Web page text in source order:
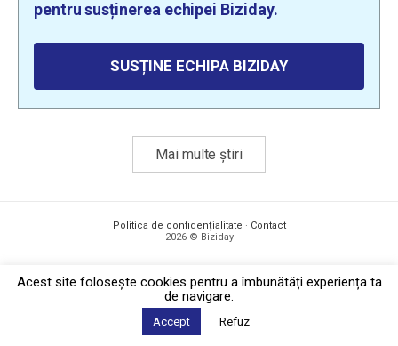
pentru susținerea echipei Biziday.
SUSȚINE ECHIPA BIZIDAY
Mai multe știri
Politica de confidențialitate · Contact
2026 © Biziday
Acest site foloseşte cookies pentru a îmbunătăți experiența ta
de navigare.
Accept Refuz